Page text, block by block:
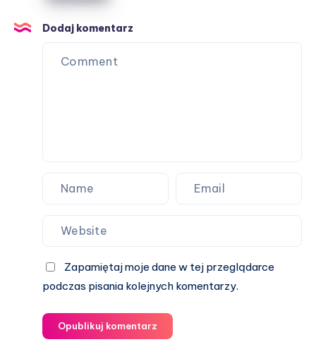
okazję
słodki
sposób
Dodaj komentarz
Zapamiętaj moje dane w tej przeglądarce
podczas pisania kolejnych komentarzy.
Opublikuj komentarz